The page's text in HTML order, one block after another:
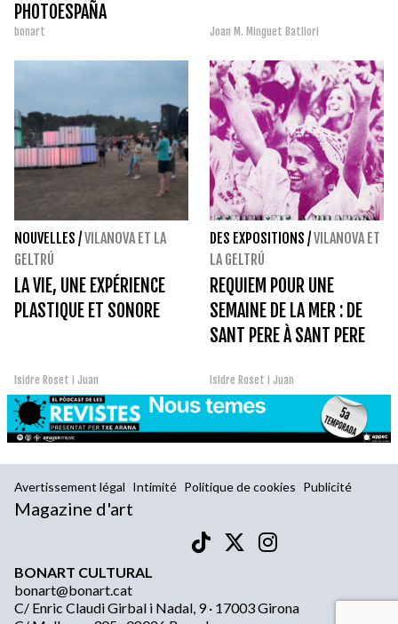
PHOTOESPAÑA
bonart Joan M. Minguet Batllori
NOUVELLES /VILANOVA ET LA
GELTRÚ
LA VIE, UNE EXPÉRIENCE
PLASTIQUE ET SONORE
Isidre Roset i Juan
DES EXPOSITIONS /VILANOVA ET
LA GELTRÚ
REQUIEM POUR UNE
SEMAINE DE LA MER : DE
SANT PERE À SANT PERE
Isidre Roset i Juan
Avertissement légal Intimité Politique de cookies Publicité
Magazine d'art
BONART CULTURAL
bonart@bonart.cat
C/ Enric Claudi Girbal i Nadal, 9 · 17003 Girona